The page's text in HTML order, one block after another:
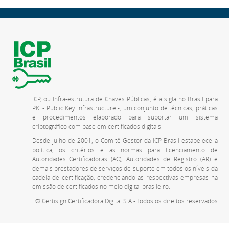
ICP, ou Infra-estrutura de Chaves Públicas, é a sigla no Brasil para
PKI - Public Key Infrastructure -, um conjunto de técnicas, práticas
e procedimentos elaborado para suportar um sistema
criptográfico com base em certificados digitais.
Desde julho de 2001, o Comitê Gestor da ICP-Brasil estabelece a
política, os critérios e as normas para licenciamento de
Autoridades Certificadoras (AC), Autoridades de Registro (AR) e
demais prestadores de serviços de suporte em todos os níveis da
cadeia de certificação, credenciando as respectivas empresas na
emissão de certificados no meio digital brasileiro.
© Certisign Certificadora Digital S.A - Todos os direitos reservados